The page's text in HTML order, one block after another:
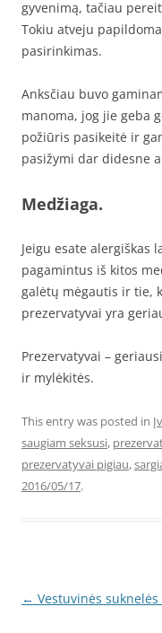
gyvenimą, tačiau
Tokiu atveju
pasirinkimas.
Anksčiau buvo
manoma, jog jie geba
požiūris pasikeitė ir
pasižymi dar didesne
Medžiaga.
Jeigu esate alergiškas
pagamintus iš kitos
galėtų mėgautis ir tie,
prezervatyvai yra
Prezervatyvai –
ir mylėkitės.
This entry was posted in
saugiam seksusi,
prezervatyvai pigiau,
2016/05/17.
Post
← Vestuvinės suknelės